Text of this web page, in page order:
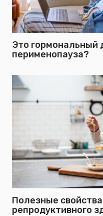
Это гормональный
перименопауза?
Полезные
репродуктивного